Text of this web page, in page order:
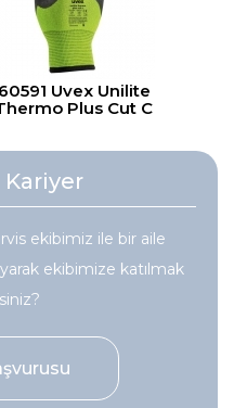
60591 Uvex Unilite
Plus Cut C
Kariyer
ekibimiz ile bir aile
ekibimize katılmak